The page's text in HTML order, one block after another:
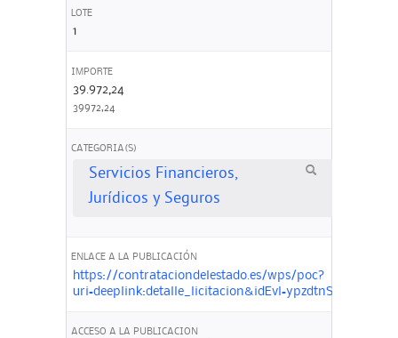
LOTE
1
IMPORTE
39.972,24
39972,24
CATEGORIA(S)
Servicios Financieros,
Jurídicos y Seguros
ENLACE A LA PUBLICACIÓN
https://contrataciondelestado.es/wps/poc?
ACCESO A LA PUBLICACION